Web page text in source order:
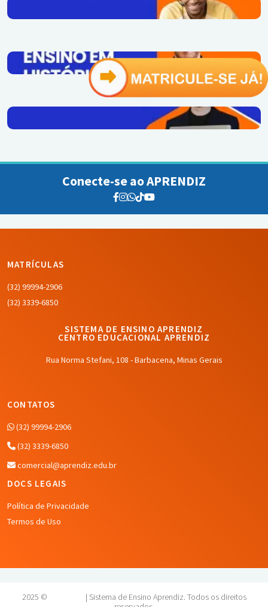
Conecte-se ao APRENDIZ
MATRÍCULAS
(32) 99994-2906
(32) 3339-6850
SISTEMA DE ENSINO APRENDIZ
CENTRO EDUCACIONAL APRENDIZ
Rua Norma Stefani, 108 - Barbacena, Minas Gerais
CONTATOS
(32) 99994-2906
(32) 3339-6850
comercial@aprendiz.edu.br
DOCS LEGAIS
Política de Privacidade
Termos de Uso
2025 ©
| Sistema de Ensino Aprendiz. Todos os direitos